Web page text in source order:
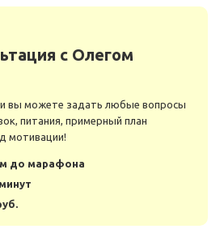
с Олегом
вы можете задать любые вопросы
питания, примерный план
мотивации!
до марафона